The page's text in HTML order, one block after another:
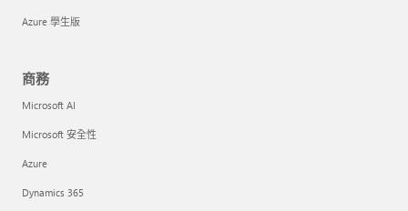
Azure 學生版
商務
Microsoft AI
Microsoft 安全性
Azure
Dynamics 365